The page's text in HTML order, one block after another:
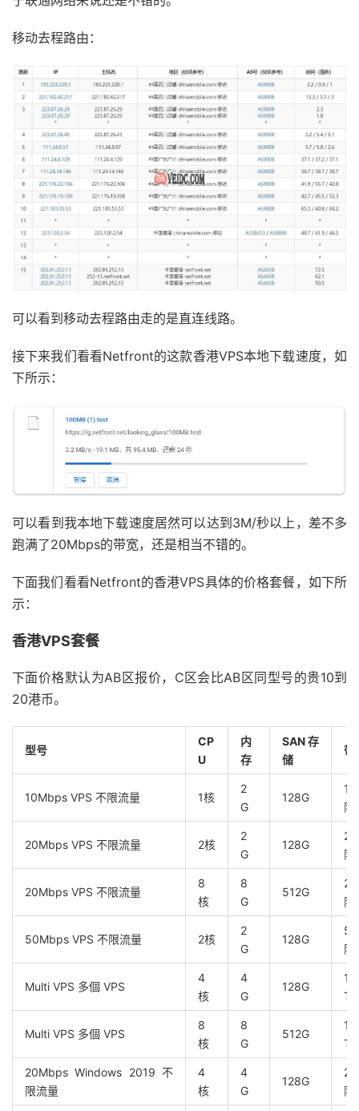
移动去程路由：
可以看到移动去程路由走的是直连线路。
接下来我们看看Netfront的这款香港VPS本地下载速度，如
下所示：
可以看到我本地下载速度居然可以达到3M/秒以上，差不多
跑满了20Mbps的带宽，还是相当不错的。
下面我们看看Netfront的香港VPS具体的价格套餐，如下所
示：
香港VPS套餐
下面价格默认为AB区报价，C区会比AB区同型号的贵10到
20港币。
型号
CP
U
内
存
SAN存
储
带
10Mbps VPS 不限流量 1核
2
G
128G
限
20Mbps VPS 不限流量 2核
2
G
128G
限
20Mbps VPS 不限流量
8
核
8
G
512G
限
50Mbps VPS 不限流量 2核
2
G
128G
限
Multi VPS 多個 VPS
4
核
4
G
128G
TB
Multi VPS 多個 VPS
8
核
8
G
512G
TB
20Mbps Windows 2019 不
限流量
4
核
4
G
128G
限